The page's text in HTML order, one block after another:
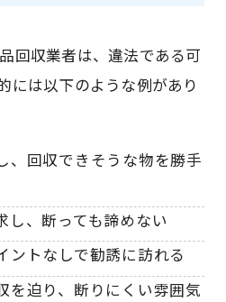
回収業者は、違法である可
には以下のような例があり
、回収できそうな物を勝手
し、断っても諦めない
ントなしで勧誘に訪れる
を迫り、断りにくい雰囲気